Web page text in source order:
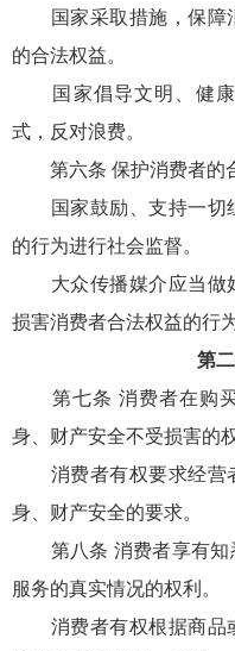
国家采取措施，保障
的合法权益。
国家倡导文明、健康
式，反对浪费。
第六条 保护消费者的合
国家鼓励、支持一切
的行为进行社会监督。
大众传播媒介应当做
损害消费者合法权益的行
第
第七条 消费者在购买
身、财产安全不受损害的权
消费者有权要求经营
身、财产安全的要求。
第八条 消费者享有知
服务的真实情况的权利。
消费者有权根据商品